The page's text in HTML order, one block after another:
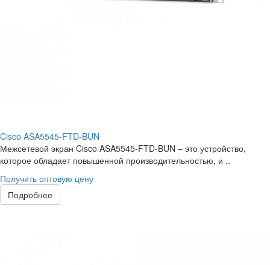
Cisco ASA5545-FTD-BUN
Межсетевой экран Cisco ASA5545-FTD-BUN – это устройство,
которое обладает повышенной производительностью, и ..
Получить оптовую цену
Подробнее